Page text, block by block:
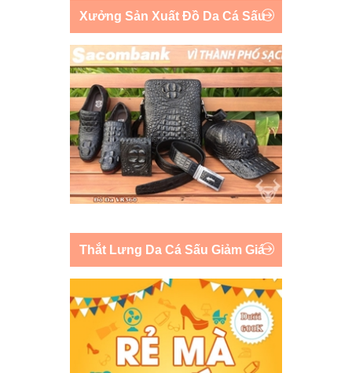
Xưởng Sản Xuất Đồ Da Cá Sấu
Thắt Lưng Da Cá Sấu Giảm Giá